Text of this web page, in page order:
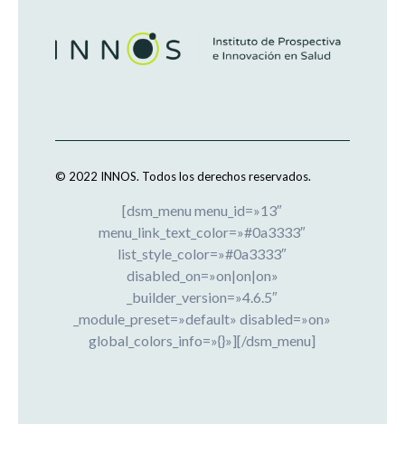
© 2022 INNOS. Todos los derechos reservados.
[dsm_menu menu_id=»13″
menu_link_text_color=»#0a3333″
list_style_color=»#0a3333″
disabled_on=»on|on|on»
_builder_version=»4.6.5″
_module_preset=»default» disabled=»on»
global_colors_info=»{}»][/dsm_menu]